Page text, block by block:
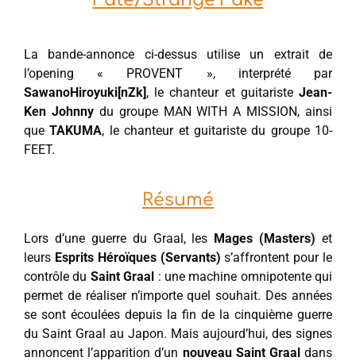
La bande-annonce ci-dessus utilise un extrait de
l’opening « PROVENT », interprété par
SawanoHiroyuki[nZk], le chanteur et guitariste Jean-
Ken Johnnydu groupe MAN WITH A MISSION, ainsi
queTAKUMA, le chanteur et guitariste du groupe 10-
FEET.
Résumé
Lors d’une guerre du Graal, les Mages (Masters) et
leurs Esprits Héroïques (Servants) s’affrontent pour le
contrôle du Saint Graal : une machine omnipotente qui
permet de réaliser n’importe quel souhait. Des années
se sont écoulées depuis la fin de la cinquième guerre
du Saint Graal au Japon. Mais aujourd’hui, des signes
annoncent l’apparition d’un nouveau Saint Graaldans